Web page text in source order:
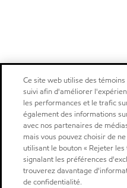
Ce site web utilise des
suivi afin d'améliorer
les performances et le trafic
également des informations
avec nos partenaires de
mais vous pouvez choisir de
utilisant le bouton « Rejeter
signalant les préférences
trouverez davantage
de confidentialité.